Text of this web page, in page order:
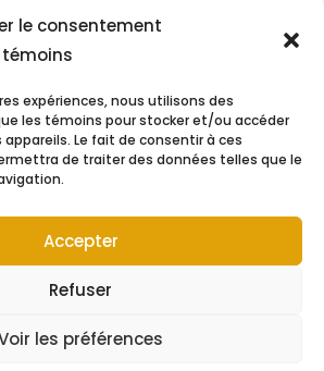
le consentement
témoins
expériences, nous utilisons des
les témoins pour stocker et/ou accéder
Le fait de consentir à ces
de traiter des données telles que le
Accepter
Refuser
les préférences